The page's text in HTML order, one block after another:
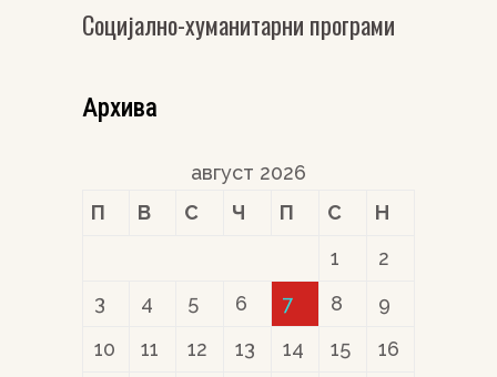
Социјално-хуманитарни програми
Архива
август 2026
П
В С Ч П С
Н
1
2
3
4 5 6 7 8
9
10
11 12 13 14 15
16